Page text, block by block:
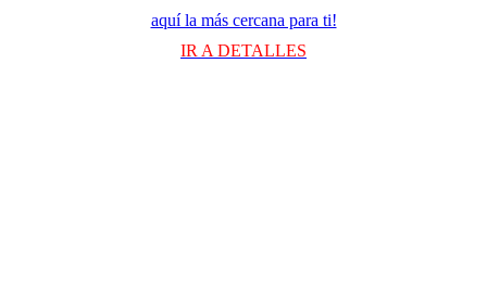
aquí la más cercana para ti!
IR A DETALLES